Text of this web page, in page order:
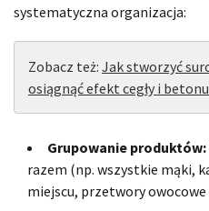
systematyczna organizacja:
Zobacz też: Jak stworzyć
osiągnąć efekt cegły i
Grupowanie produktów:
razem (np. wszystkie mąki,
miejscu, przetwory owocowe